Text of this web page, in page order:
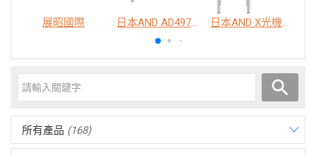
展昭國際 日本AND AD4976 脫氧劑包裝金屬異物檢出機 日本AND X光機異物檢查系統
所有產品 (168)